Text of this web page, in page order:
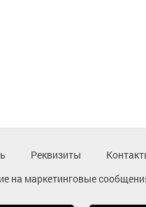
Реквизиты
на маркетинговые